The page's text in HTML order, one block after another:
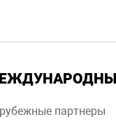
партнеры